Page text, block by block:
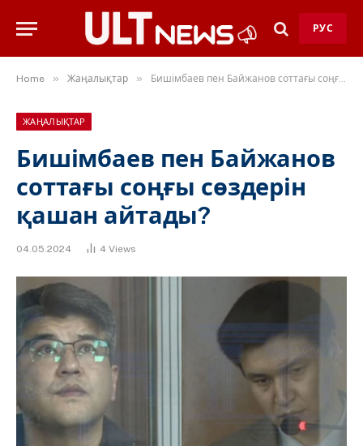
РУС
Home » Жаңалықтар » Бишімбаев пен Байжанов соттағы соңғы сөздерін қашан айтады?
ЖАҢАЛЫҚТАР
Бишімбаев пен Байжанов
соттағы соңғы сөздерін
қашан айтады?
04.05.2024 4 Views